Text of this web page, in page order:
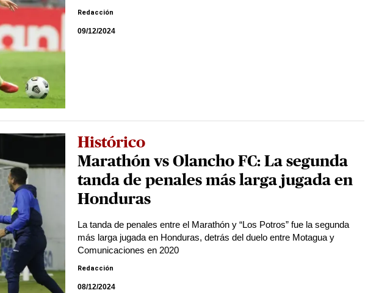
Redacción
09/12/2024
Histórico
Marathón vs Olancho FC: La segunda
tanda de penales más larga jugada en
Honduras
La tanda de penales entre el Marathón y “Los Potros” fue la segunda
más larga jugada en Honduras, detrás del duelo entre Motagua y
Comunicaciones en 2020
Redacción
08/12/2024